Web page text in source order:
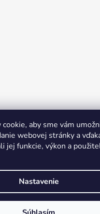
aby sme vám
webovej stránky a
jej funkcie, výkon a
Nastavenie
Vytvoril Shoptet